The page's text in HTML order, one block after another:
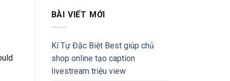
BÀI VIẾT MỚI
Kí Tự Đặc Biệt Best giúp chủ
shop online tạo caption
livestream triệu view